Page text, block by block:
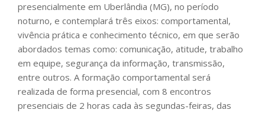
presencialmente em Uberlândia (MG), no período
noturno, e contemplará três eixos: comportamental,
vivência prática e conhecimento técnico, em que serão
abordados temas como: comunicação, atitude, trabalho
em equipe, segurança da informação, transmissão,
entre outros. A formação comportamental será
realizada de forma presencial, com 8 encontros
presenciais de 2 horas cada às segundas-feiras, das